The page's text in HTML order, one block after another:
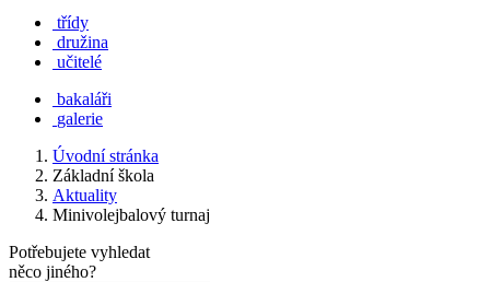
třídy
družina
učitelé
bakaláři
galerie
Úvodní stránka
Základní škola
Aktuality
Minivolejbalový turnaj
Potřebujete vyhledat
něco jiného?